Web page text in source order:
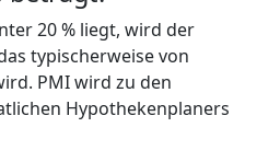
20 % liegt, wird der
typischerweise von
PMI wird zu den
Hypothekenplaners